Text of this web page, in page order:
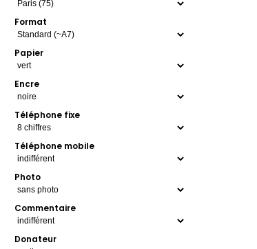
Format
Papier
Encre
Téléphone fixe
Téléphone mobile
Photo
Commentaire
Donateur